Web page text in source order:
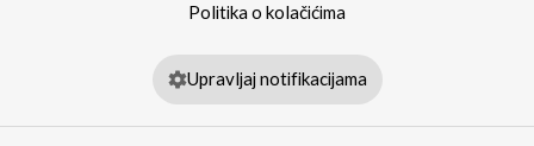
Politika o kolačićima
Upravljaj notifikacijama